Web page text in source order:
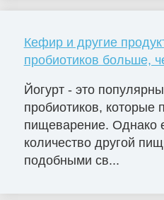
Кефир и другие
пробиотиков больше,
Йогурт - это
пробиотиков, которые
пищеварение. Однако
количество другой
подобными св...